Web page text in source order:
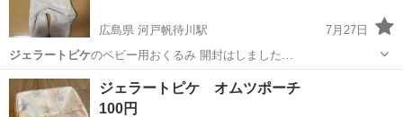
広島県 河戸帆待川駅
7月27日
ジェラートピケのベビー用おくるみ 開封はしました…
広島 広島市 河戸帆待川駅 ベビー用品
ジェラートピケ オムツポーチ
100円